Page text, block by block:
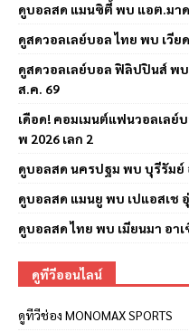
ดูบอลสด แมนซิตี้ พบ แอต.มา
ดูสดวอลเลย์บอล ไทย พบ เวียด
ดูสดวอลเลย์บอล ฟิลิปปินส์ พบ
ส.ค. 69
เดือด! คอมเมนต์แฟนวอลเล
พ 2026 เลก 2
ดูบอลสด นครปฐม พบ บุรีรัมย์
ดูบอลสด แมนยู พบ เปแอสเช
ดูบอลสด ไทย พบ เมียนมา อา
ดูทีวีออนไลน์
ดูทีวีช่อง MONOMAX SPORTS